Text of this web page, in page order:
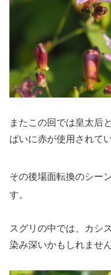
またこの回では皇太后
ぱいに赤が使用されて
その後場面転換のシー
す。
スグリの中では、カシ
染み深いかもしれません